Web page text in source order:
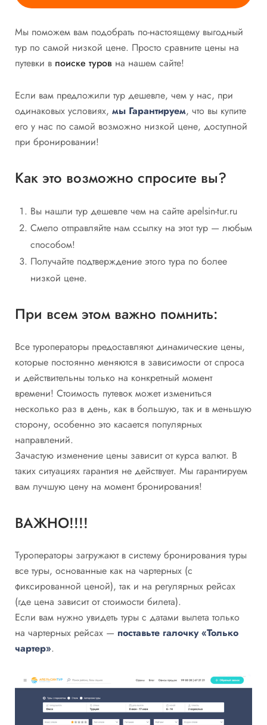
Мы поможем вам подобрать по-настоящему выгодный
тур по самой низкой цене. Просто сравните цены на
путевки в поиске туров на нашем сайте!
Если вам предложили тур дешевле, чем у нас, при
одинаковых условиях, мы Гарантируем, что вы купите
его у нас по самой возможно низкой цене, доступной
при бронировании!
Как это возможно спросите вы?
Вы нашли тур дешевле чем на сайте apelsin-tur.ru
Смело отправляйте нам ссылку на этот тур — любым
способом!
Получайте подтверждение этого тура по более
низкой цене.
При всем этом важно помнить:
Все туроператоры предоставляют динамические цены,
которые постоянно меняются в зависимости от спроса
и действительны только на конкретный момент
времени! Cтоимость путевок может измениться
несколько раз в день, как в большую, так и в меньшую
сторону, особенно это касается популярных
направлений.
Зачастую изменение цены зависит от курса валют. В
таких ситуациях гарантия не действует. Мы гарантируем
вам лучшую цену на момент бронирования!
ВАЖНО!!!!
Туроператоры загружают в систему бронирования туры
все туры, основанные как на чартерных (с
фиксированной ценой), так и на регулярных рейсах
(где цена зависит от стоимости билета).
Если вам нужно увидеть туры с датами вылета только
на чартерных рейсах — поставьте галочку «Только
чартер».